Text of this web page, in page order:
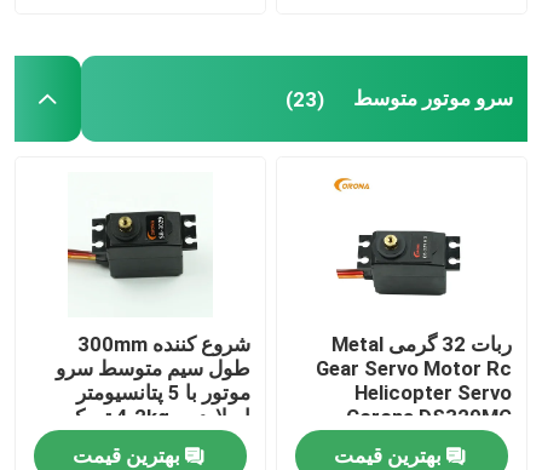
مینی سرو موتور
سروو موتور استاندارد
سروو موتور دیجیتال
سرو موتور صنعتی
سرو موتور متوسط (23)
ربات 32 گرمی Metal
Gear Servo Motor Rc
Helicopter Servo
Corona DS329MG
بهترین قیمت
شروع کننده 300mm
طول سیم متوسط سرو
موتور با 5 پتانسیومتر
اسلایدر و 4.2kg تورک
استال
بهترین قیمت